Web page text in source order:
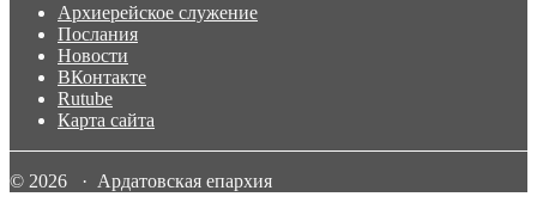
Архиерейское служение
Послания
Новости
ВКонтакте
Rutube
Карта сайта
© 2026 · Ардатовская епархия